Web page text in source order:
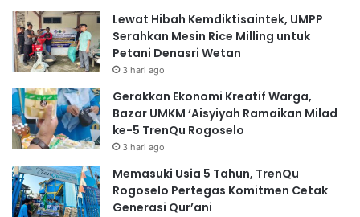
Lewat Hibah Kemdiktisaintek, UMPP
Serahkan Mesin Rice Milling untuk
Petani Denasri Wetan
3 hari ago
Gerakkan Ekonomi Kreatif Warga,
Bazar UMKM ‘Aisyiyah Ramaikan Milad
ke-5 TrenQu Rogoselo
3 hari ago
Memasuki Usia 5 Tahun, TrenQu
Rogoselo Pertegas Komitmen Cetak
Generasi Qur’ani